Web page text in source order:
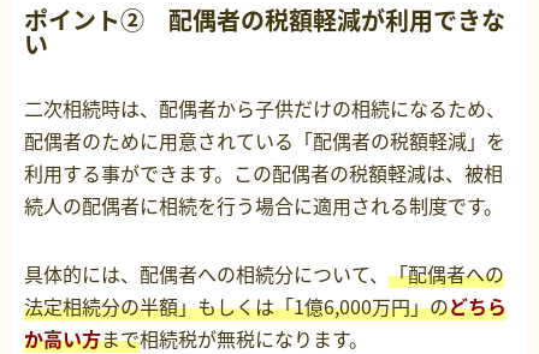
ポイント② 配偶者の税額軽減が利用できな
い
二次相続時は、配偶者から子供だけの相続になるため、
配偶者のために用意されている「配偶者の税額軽減」を
利用する事ができます。この配偶者の税額軽減は、被相
続人の配偶者に相続を行う場合に適用される制度です。
具体的には、配偶者への相続分について、 「配偶者への
法定相続分の半額」もしくは「1億6,000万円」のどちら
か高い方まで相続税が無税になります。